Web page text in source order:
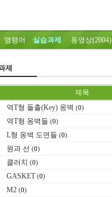
명령어 실습과제 동영상(2004)
제
제목
역T형 돌출(Key) 옹벽 (0)
역T형 옹벽들 (0)
L형 옹벽 도면들 (0)
원과 선 (0)
클러치 (0)
GASKET (0)
M2 (0)